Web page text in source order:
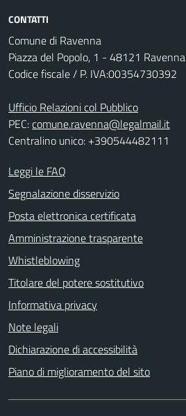
CONTATTI
Comune di Ravenna
Piazza del Popolo, 1 - 48121 Ravenna
Codice fiscale / P. IVA:00354730392
Ufficio Relazioni col Pubblico
PEC:comune.ravenna@legalmail.it
Centralino unico: +390544482111
Leggi le FAQ
Segnalazione disservizio
Posta elettronica certificata
Amministrazione trasparente
Whistleblowing
Titolare del potere sostitutivo
Informativa privacy
Note legali
Dichiarazione di accessibilità
Piano di miglioramento del sito